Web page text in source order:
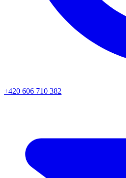
+420 606 710 382